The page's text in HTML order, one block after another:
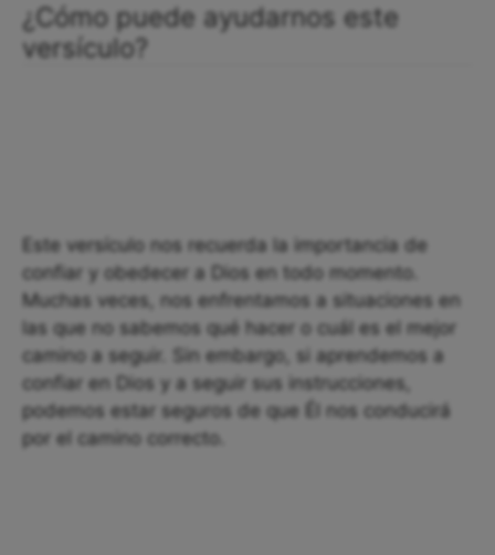
¿Cómo puede ayudarnos este
versículo?
Este versículo nos recuerda la importancia de
confiar y obedecer a Dios en todo momento.
Muchas veces, nos enfrentamos a situaciones en
las que no sabemos qué hacer o cuál es el mejor
camino a seguir. Sin embargo, si aprendemos a
confiar en Dios y a seguir sus instrucciones,
podemos estar seguros de que Él nos conducirá
por el camino correcto.